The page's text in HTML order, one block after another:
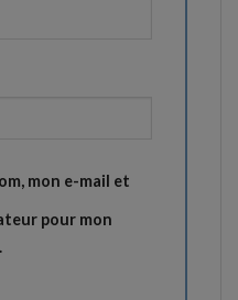
mon e-mail et
pour mon